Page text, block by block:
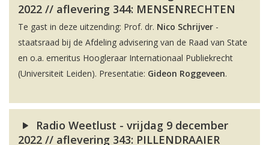
2022 // aflevering 344: MENSENRECHTEN
Te gast in deze uitzending: Prof. dr. Nico Schrijver -
staatsraad bij de Afdeling advisering van de Raad van State
en o.a. emeritus Hoogleraar Internationaal Publiekrecht
(Universiteit Leiden). Presentatie: Gideon Roggeveen.
Radio Weetlust - vrijdag 9 december
2022 // aflevering 343: PILLENDRAAIER